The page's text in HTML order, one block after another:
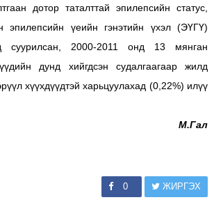
дотор таталттай эпилепсийн статус,
эпилепсийн үеийн гэнэтийн үхэл (ЭҮГҮ)
суурилсан, 2000-2011 онд 13 мянган
дунд хийгдсэн судалгаагаар жилд
хүүхдүүдтэй харьцуулахад (0,22%) илүү
М.Гал
0 ЖИРГЭХ